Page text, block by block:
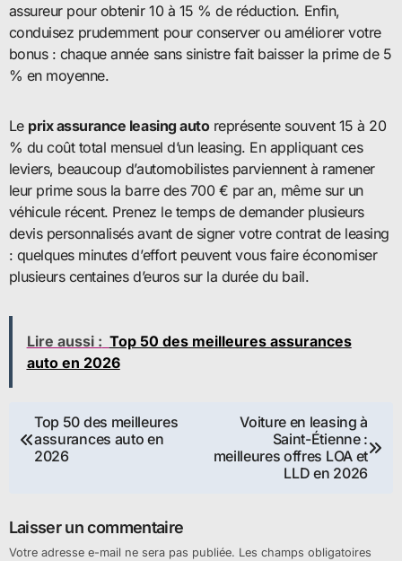
assureur pour obtenir 10 à 15 % de réduction. Enfin,
conduisez prudemment pour conserver ou améliorer votre
bonus : chaque année sans sinistre fait baisser la prime de 5
% en moyenne.
Le prix assurance leasing autoreprésente souvent 15 à 20
% du coût total mensuel d’un leasing. En appliquant ces
leviers, beaucoup d’automobilistes parviennent à ramener
leur prime sous la barre des 700 € par an, même sur un
véhicule récent. Prenez le temps de demander plusieurs
devis personnalisés avant de signer votre contrat de leasing
: quelques minutes d’effort peuvent vous faire économiser
plusieurs centaines d’euros sur la durée du bail.
Lire aussi : Top 50 des meilleures assurances
auto en 2026
Navigation
de
Top 50 des meilleures
assurances auto en
2026
Voiture en leasing à
Saint-Étienne :
meilleures offres LOA et
LLD en 2026
Laisser un commentaire
Votre adresse e-mail ne sera pas publiée. Les champs obligatoires